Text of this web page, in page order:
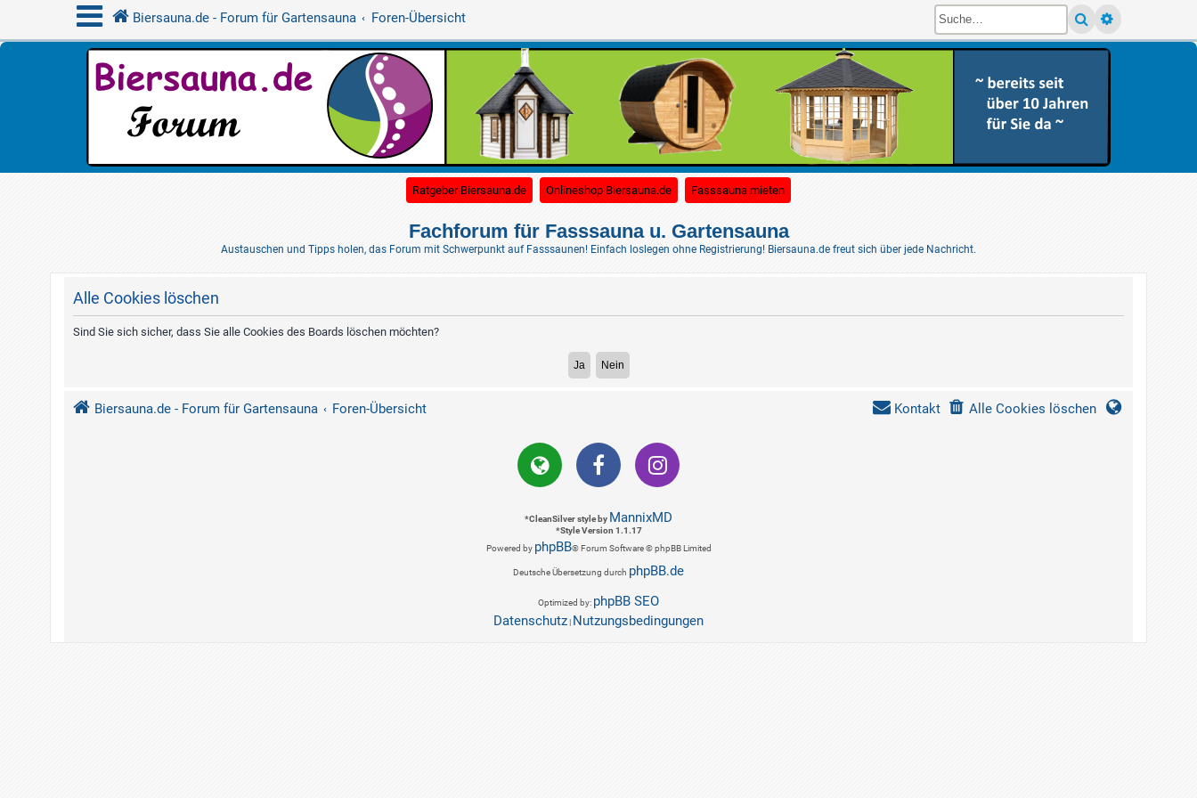
Biersauna.de - Forum für Gartensauna Foren-Übersicht
Ratgeber Biersauna.de(Opens a new tab)
Onlineshop Biersauna.de(Opens a new tab)
Fasssauna mieten(Opens a new tab)
Fachforum für Fasssauna u. Gartensauna
Austauschen und Tipps holen, das Forum mit Schwerpunkt auf Fasssaunen! Einfach loslegen ohne Registrierung! Biersauna.de freut sich über jede Nachricht.
Alle Cookies löschen
Sind Sie sich sicher, dass Sie alle Cookies des Boards löschen möchten?
Biersauna.de - Forum für Gartensauna Foren-Übersicht Alle Cookies löschen
Kontakt
*CleanSilver style by MannixMD
*Style Version 1.1.17
Powered by phpBB® Forum Software © phpBB Limited
Deutsche Übersetzung durch phpBB.de
Optimized by: phpBB SEO
Datenschutz | Nutzungsbedingungen